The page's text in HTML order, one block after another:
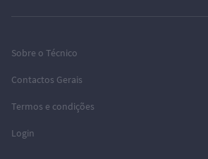
Sobre o Técnico
Contactos Gerais
Termos e condições
Login